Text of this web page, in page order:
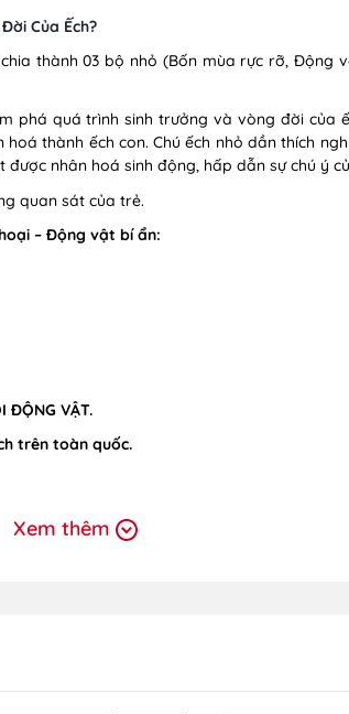
Của Ếch?
thành 03 bộ nhỏ (Bốn mùa rực rỡ, Động
phá quá trình sinh trưởng và vòng đời của
thành ếch con. Chú ếch nhỏ dần thích
nhân hoá sinh động, hấp dẫn sự chú ý
quan sát của trẻ.
– Động vật bí ẩn:
ĐỘNG VẬT.
trên toàn quốc.
Xem thêm